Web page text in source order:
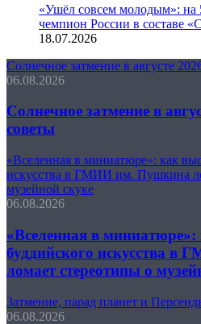
«Ушёл совсем молодым»: на
чемпион России в составе
18.07.2026
Солнечное затмение в августе
06.08.2026
Солнечное затмение в
советы
«Вселенная в миниатюре»: как
искусства в ГМИИ им. Пушкина
музейной скуке
06.08.2026
«Вселенная в миниатюре»:
буддийского искусства
ломает стереотипы о
Затмение, парад планет и
06.08.2026